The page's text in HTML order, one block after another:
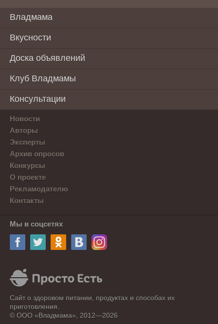
Владмама
Вкусности
Доска объявлений
Клуб Владмамы
Консультации
Новости
Авторы
Эксперты
Архив опросов
Конкурсы
О проекте
Рекламодателю
Контакты
Мы в соцсетях
Сайт о здоровом питании, продуктах и способах их
приготовления.
© ООО «Владмама», 2012—2026